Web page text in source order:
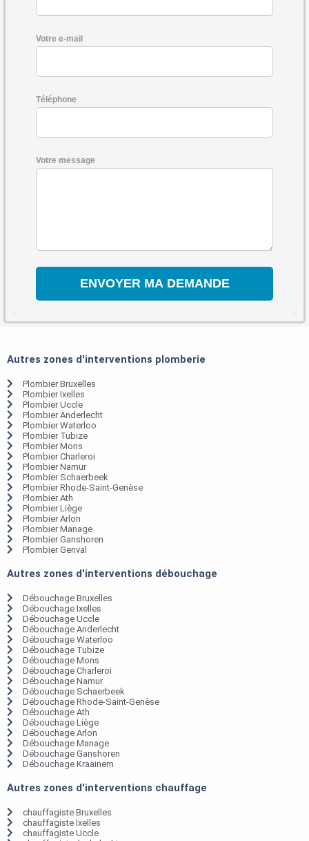
Votre e-mail
Téléphone
Votre message
Autres zones d'interventions plomberie
Plombier Bruxelles
Plombier Ixelles
Plombier Uccle
Plombier Anderlecht
Plombier Waterloo
Plombier Tubize
Plombier Mons
Plombier Charleroi
Plombier Namur
Plombier Schaerbeek
Plombier Rhode-Saint-Genèse
Plombier Ath
Plombier Liège
Plombier Arlon
Plombier Manage
Plombier Ganshoren
Plombier Genval
Autres zones d'interventions débouchage
Débouchage Bruxelles
Débouchage Ixelles
Débouchage Uccle
Débouchage Anderlecht
Débouchage Waterloo
Débouchage Tubize
Débouchage Mons
Débouchage Charleroi
Débouchage Namur
Débouchage Schaerbeek
Débouchage Rhode-Saint-Genèse
Débouchage Ath
Débouchage Liège
Débouchage Arlon
Débouchage Manage
Débouchage Ganshoren
Débouchage Kraainem
Autres zones d'interventions chauffage
chauffagiste Bruxelles
chauffagiste Ixelles
chauffagiste Uccle